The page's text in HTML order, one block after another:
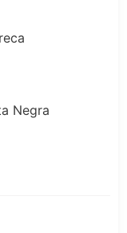
Negra